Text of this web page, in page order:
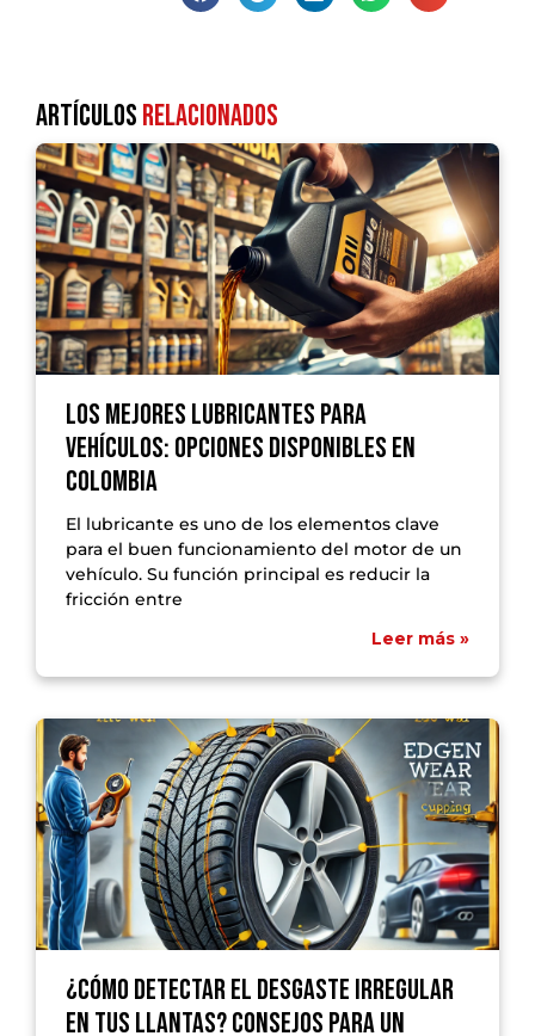
ArtículosRelacionados
Los Mejores Lubricantes para
Vehículos: Opciones Disponibles en
Colombia
El lubricante es uno de los elementos clave
para el buen funcionamiento del motor de un
vehículo. Su función principal es reducir la
fricción entre
Leer más »
¿Cómo detectar el desgaste irregular
en tus llantas? Consejos para un